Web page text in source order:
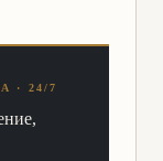
· 24/7